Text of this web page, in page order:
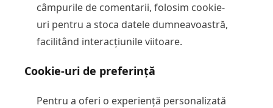
câmpurile de comentarii, folosim cookie-
uri pentru a stoca datele dumneavoastră,
facilitând interacțiunile viitoare.
Cookie-uri de preferință
Pentru a oferi o experiență personalizată